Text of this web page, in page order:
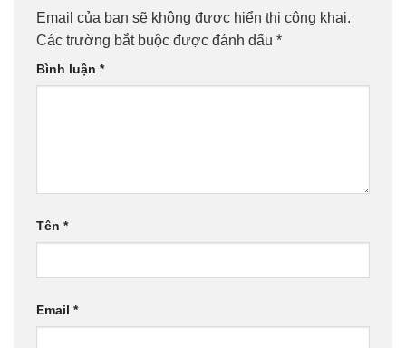
Email của bạn sẽ không được hiển thị công khai.
Các trường bắt buộc được đánh dấu *
Bình luận *
Tên *
Email *